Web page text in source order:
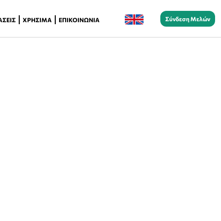
ΧΡΉΣΙΜΑ ΕΠΙΚΟΙΝΩΝΊΑ Σύνδεση Μελών